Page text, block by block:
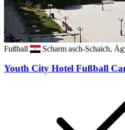
Fußball Scharm asch-Schaich,
Youth City Hotel Fußball